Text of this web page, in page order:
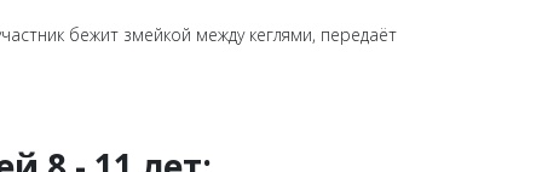
бежит змейкой между кеглями, передаёт